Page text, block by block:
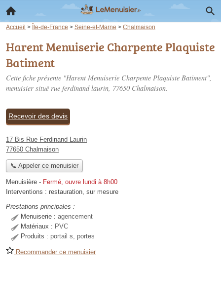
Accueil > Île-de-France > Seine-et-Marne > Chalmaison
Harent Menuiserie Charpente Plaquiste
Batiment
Cette fiche présente "Harent Menuiserie Charpente Plaquiste Batiment",
menuisier situé rue ferdinand laurin, 77650 Chalmaison.
Recevoir des devis
17 Bis Rue Ferdinand Laurin
77650 Chalmaison
📞 Appeler ce menuisier
Menuisière - Fermé, ouvre lundi à 8h00
Interventions : restauration, sur mesure
Prestations principales :
Menuiserie : agencement
Matériaux : PVC
Produits : portail s, portes
Recommander ce menuisier